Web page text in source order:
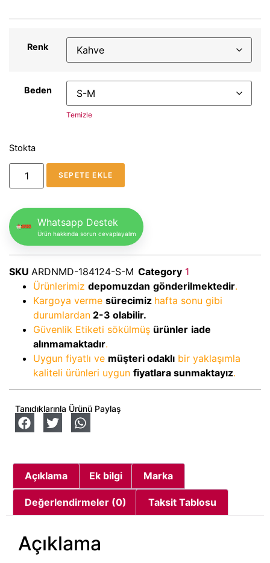
Renk
Beden
Temizle
Stokta
SEPETE EKLE
Whatsapp Destek
Ürün hakkında sorun cevaplayalım
SKU ARDNMD-184124-S-M Category 1
Ürünlerimiz depomuzdan gönderilmektedir.
Kargoya verme sürecimiz hafta sonu gibi
durumlardan 2-3 olabilir.
Güvenlik Etiketi sökülmüş ürünler iade
alınmamaktadır.
Uygun fiyatlı ve müşteri odaklı bir yaklaşımla
kaliteli ürünleri uygun fiyatlara sunmaktayız.
Tanıdıklarınla Ürünü Paylaş
Açıklama Ek bilgi Marka
Değerlendirmeler (0) Taksit Tablosu
Açıklama